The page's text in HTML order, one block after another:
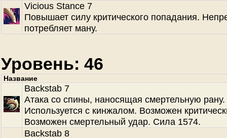
Vicious Stance 7
Повышает силу критического попадания.
потребляет ману.
Уровень: 46
Название
Backstab 7
Атака со спины, наносящая смертельную рану.
Используется с кинжалом. Возможен
Возможен смертельный удар. Сила 1574.
Backstab 8